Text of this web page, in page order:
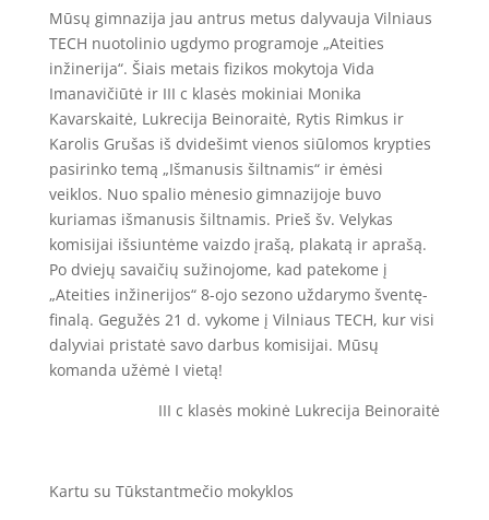
Mūsų gimnazija jau antrus metus dalyvauja Vilniaus
TECH nuotolinio ugdymo programoje „Ateities
inžinerija“. Šiais metais fizikos mokytoja Vida
Imanavičiūtė ir III c klasės mokiniai Monika
Kavarskaitė, Lukrecija Beinoraitė, Rytis Rimkus ir
Karolis Grušas iš dvidešimt vienos siūlomos krypties
pasirinko temą „Išmanusis šiltnamis“ ir ėmėsi
veiklos. Nuo spalio mėnesio gimnazijoje buvo
kuriamas išmanusis šiltnamis. Prieš šv. Velykas
komisijai išsiuntėme vaizdo įrašą, plakatą ir aprašą.
Po dviejų savaičių sužinojome, kad patekome į
„Ateities inžinerijos“ 8-ojo sezono uždarymo šventę-
finalą. Gegužės 21 d. vykome į Vilniaus TECH, kur visi
dalyviai pristatė savo darbus komisijai. Mūsų
komanda užėmė I vietą!
III c klasės mokinė Lukrecija Beinoraitė
Kartu su Tūkstantmečio mokyklos